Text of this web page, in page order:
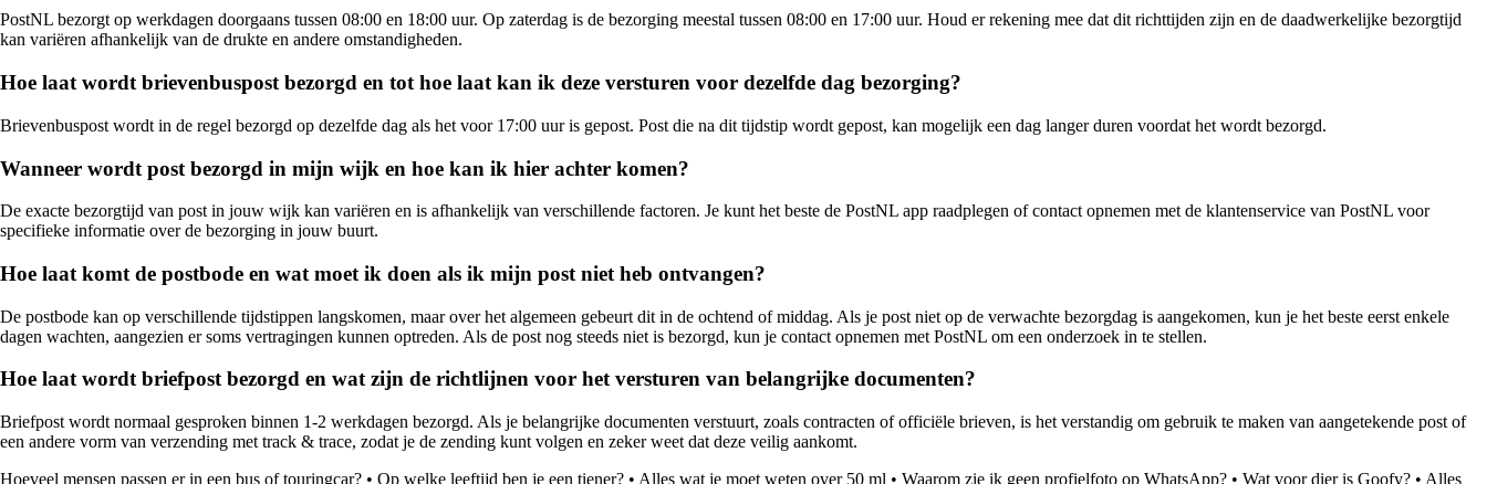
PostNL bezorgt op werkdagen doorgaans tussen 08:00 en 18:00 uur. Op zaterdag is de bezorging meestal tussen 08:00 en 17:00 uur. Houd er rekening mee dat dit richttijden zijn en de daadwerkelijke bezorgtijd
kan variëren afhankelijk van de drukte en andere omstandigheden.
Hoe laat wordt brievenbuspost bezorgd en tot hoe laat kan ik deze versturen voor dezelfde dag bezorging?
Brievenbuspost wordt in de regel bezorgd op dezelfde dag als het voor 17:00 uur is gepost. Post die na dit tijdstip wordt gepost, kan mogelijk een dag langer duren voordat het wordt bezorgd.
Wanneer wordt post bezorgd in mijn wijk en hoe kan ik hier achter komen?
De exacte bezorgtijd van post in jouw wijk kan variëren en is afhankelijk van verschillende factoren. Je kunt het beste de PostNL app raadplegen of contact opnemen met de klantenservice van PostNL voor
specifieke informatie over de bezorging in jouw buurt.
Hoe laat komt de postbode en wat moet ik doen als ik mijn post niet heb ontvangen?
De postbode kan op verschillende tijdstippen langskomen, maar over het algemeen gebeurt dit in de ochtend of middag. Als je post niet op de verwachte bezorgdag is aangekomen, kun je het beste eerst enkele
dagen wachten, aangezien er soms vertragingen kunnen optreden. Als de post nog steeds niet is bezorgd, kun je contact opnemen met PostNL om een onderzoek in te stellen.
Hoe laat wordt briefpost bezorgd en wat zijn de richtlijnen voor het versturen van belangrijke documenten?
Briefpost wordt normaal gesproken binnen 1-2 werkdagen bezorgd. Als je belangrijke documenten verstuurt, zoals contracten of officiële brieven, is het verstandig om gebruik te maken van aangetekende post of
een andere vorm van verzending met track & trace, zodat je de zending kunt volgen en zeker weet dat deze veilig aankomt.
Hoeveel mensen passen er in een bus of touringcar? • Op welke leeftijd ben je een tiener? • Alles wat je moet weten over 50 ml • Waarom zie ik geen profielfoto op WhatsApp? • Wat voor dier is Goofy? • Alles